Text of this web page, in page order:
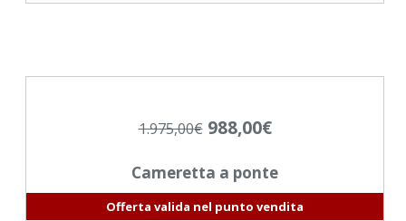
1.975,00€ 988,00€
Cameretta a ponte
Offerta valida nel punto vendita